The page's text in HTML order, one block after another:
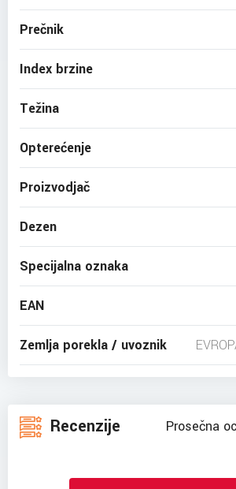
Prečnik
Index brzine
Težina
Opterećenje
Proizvodjač
Dezen
Specijalna oznaka
EAN
Zemlja porekla / uvoznik
Recenzije Prosečna